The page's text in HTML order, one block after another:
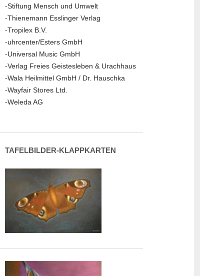
-Stiftung Mensch und Umwelt
-Thienemann Esslinger Verlag
-Tropilex B.V.
-uhrcenter/Esters GmbH
-Universal Music GmbH
-Verlag Freies Geistesleben & Urachhaus
-Wala Heilmittel GmbH / Dr. Hauschka
-Wayfair Stores Ltd.
-Weleda AG
TAFELBILDER-KLAPPKARTEN